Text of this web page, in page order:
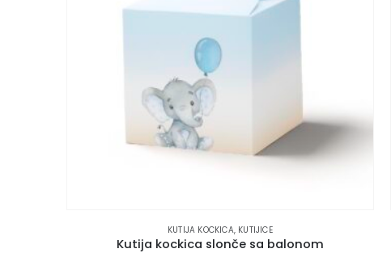
KUTIJA KOCKICA, KUTIJICE
Kutija kockica slonče sa balonom